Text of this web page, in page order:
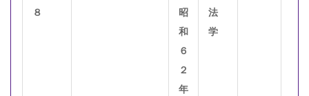
８
昭
和
６
２
年
法
学